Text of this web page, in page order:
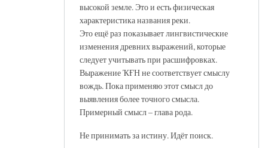
высокой земле. Это и есть физическая
характеристика названия реки.
Это ещё раз показывает лингвистические
изменения древних выражений, которые
следует учитывать при расшифровках.
Выражение ҠҒН не соответствует смыслу
вождь. Пока применяю этот смысл до
выявления более точного смысла.
Примерный смысл – глава рода.
Не принимать за истину. Идёт поиск.